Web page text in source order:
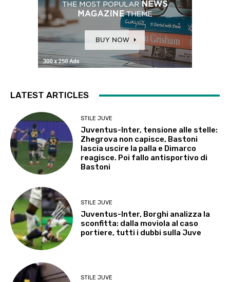
LATEST ARTICLES
STILE JUVE
Juventus-Inter, tensione alle stelle:
Zhegrova non capisce, Bastoni
lascia uscire la palla e Dimarco
reagisce. Poi fallo antisportivo di
Bastoni
STILE JUVE
Juventus-Inter, Borghi analizza la
sconfitta: dalla moviola al caso
portiere, tutti i dubbi sulla Juve
STILE JUVE